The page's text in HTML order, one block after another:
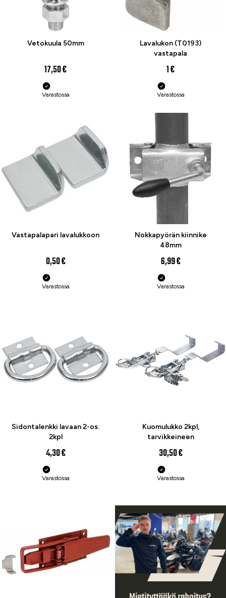
Vetokuula 50mm
17,50 €
Varastossa
Lavalukon (T0193)
vastapala
1 €
Varastossa
Vastapalapari lavalukkoon
0,50 €
Varastossa
Nokkapyörän kiinnike
48mm
6,99 €
Varastossa
Sidontalenkki lavaan 2-os.
2kpl
4,30 €
Varastossa
Kuomulukko 2kpl,
tarvikkeineen
30,50 €
Varastossa